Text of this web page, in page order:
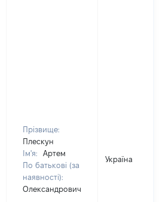
Прізвище:
Плескун
Ім'я:
Артем
По батькові (за
наявності):
Олександрович
Україна